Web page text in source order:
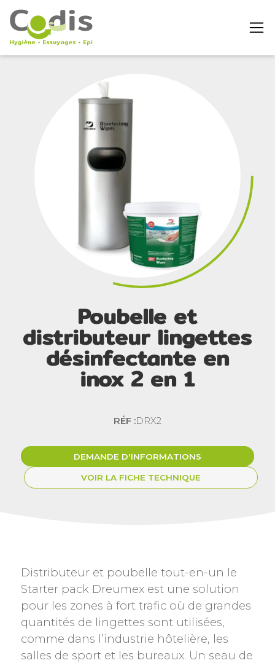
Poubelle et
distributeur lingettes
désinfectante en
inox 2 en 1
RÉF :DRX2
DEMANDE D'INFORMATIONS
VOIR LA FICHE TECHNIQUE
Distributeur et poubelle tout-en-un le
Starter pack Dreumex est une solution
pour les zones à fort trafic où de grandes
quantités de lingettes sont utilisées,
comme dans l’industrie hôtelière, les
salles de sport et les bureaux. Un seau de